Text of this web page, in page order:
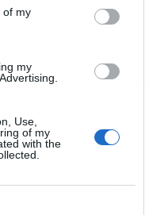
of my
my
Use,
of my
with the
ηλιακή
και σηματοδοτεί
Το έργο
ισχύος που
υποστηρίζοντας τη